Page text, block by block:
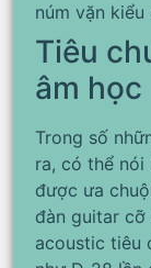
núm vặn kiểu
Tiêu
âm học
Trong số
ra, có thể nói
được ưa
đàn guitar
acoustic tiêu